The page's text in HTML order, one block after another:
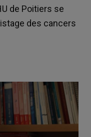
de Poitiers se
des cancers